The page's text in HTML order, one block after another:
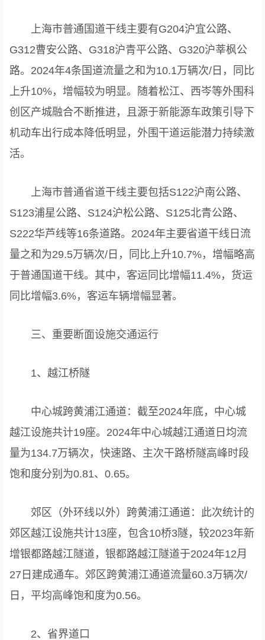
上海市普通国道干线主要有G204沪宜公路、
G312曹安公路、G318沪青平公路、G320沪莘枫公
路。2024年4条国道流量之和为10.1万辆次/日，同比
上升10%，增幅较为明显。随着松江、西岑等外围科
创区产城融合不断推进，且源于新能源车政策引导下
机动车出行成本降低明显，外围干道运能潜力持续激
活。
上海市普通省道干线主要包括S122沪南公路、
S123浦星公路、S124沪松公路、S125北青公路、
S222华芦线等16条道路。2024年主要省道干线日流
量之和为29.5万辆次/日，同比上升10.7%，增幅略高
于普通国道干线。其中，客运同比增幅11.4%，货运
同比增幅3.6%，客运车辆增幅显著。
三、重要断面设施交通运行
1、越江桥隧
中心城跨黄浦江通道：截至2024年底，中心城
越江设施共计19座。2024年中心城越江通道日均流
量为134.7万辆次，快速路、主次干路桥隧高峰时段
饱和度分别为0.81、0.65。
郊区（外环线以外）跨黄浦江通道：此次统计的
郊区越江设施共计13座，包含10桥3隧，较2023年新
增银都路越江隧道，银都路越江隧道于2024年12月
27日建成通车。郊区跨黄浦江通道流量60.3万辆次/
日，平均高峰饱和度为0.56。
2、省界道口